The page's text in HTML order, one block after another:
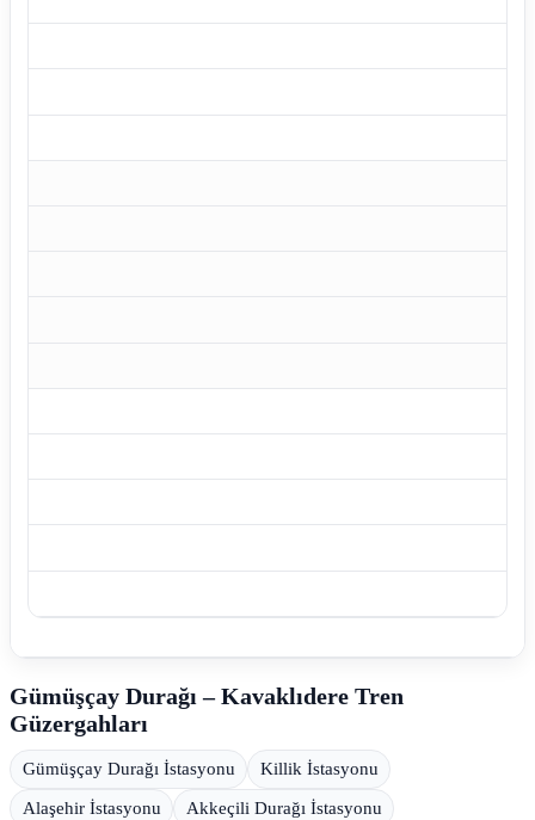
Gümüşçay Durağı – Kavaklıdere Tren
Güzergahları
Gümüşçay Durağı İstasyonu Killik İstasyonu
Alaşehir İstasyonu Akkeçili Durağı İstasyonu